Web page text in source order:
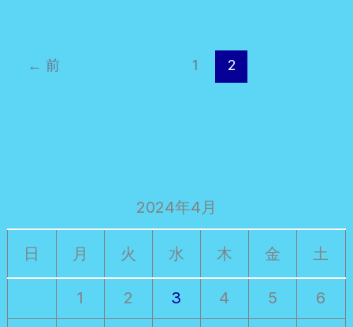
2024年4月
日 月 火 水 木 金 土
1 2 3 4 5 6
← 前 1 2